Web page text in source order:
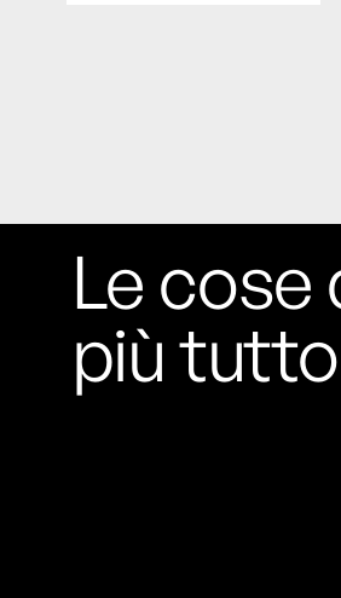
Le cose
più